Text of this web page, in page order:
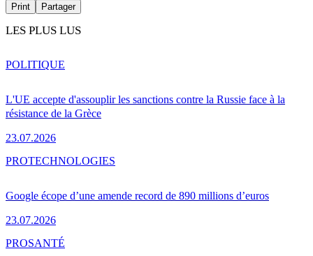
Print Partager
LES PLUS LUS
L'UE accepte d'assouplir les sanctions contre la Russie face à la
résistance de la Grèce
23.07.2026
POLITIQUE
Google écope d’une amende record de 890 millions d’euros
23.07.2026
PROTECHNOLOGIES
PROSANTÉ